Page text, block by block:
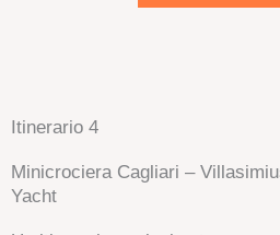
Itinerario 4
Minicrociera Cagliari –
Yacht